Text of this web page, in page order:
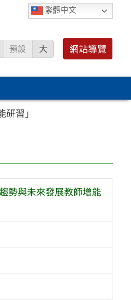
繁體中文
預設 大 網站導覽
習」
勢與未來發展教師增能